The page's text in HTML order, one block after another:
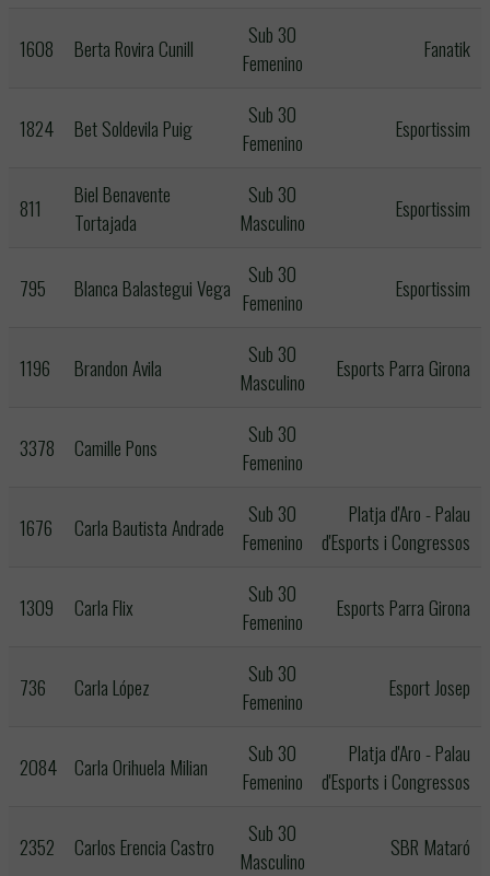
1608 Berta Rovira Cunill
Sub 30
Femenino
Fanatik
1824 Bet Soldevila Puig
Sub 30
Femenino
Esportissim
811
Biel Benavente
Tortajada
Sub 30
Masculino
Esportissim
795 Blanca Balastegui Vega
Sub 30
Femenino
Esportissim
1196 Brandon Avila
Sub 30
Masculino
Esports Parra Girona
3378 Camille Pons
Sub 30
Femenino
1676 Carla Bautista Andrade
Sub 30
Femenino
Platja d'Aro - Palau
d'Esports i Congressos
1309 Carla Flix
Sub 30
Femenino
Esports Parra Girona
736 Carla López
Sub 30
Femenino
Esport Josep
2084 Carla Orihuela Milian
Sub 30
Femenino
Platja d'Aro - Palau
d'Esports i Congressos
2352 Carlos Erencia Castro
Sub 30
Masculino
SBR Mataró